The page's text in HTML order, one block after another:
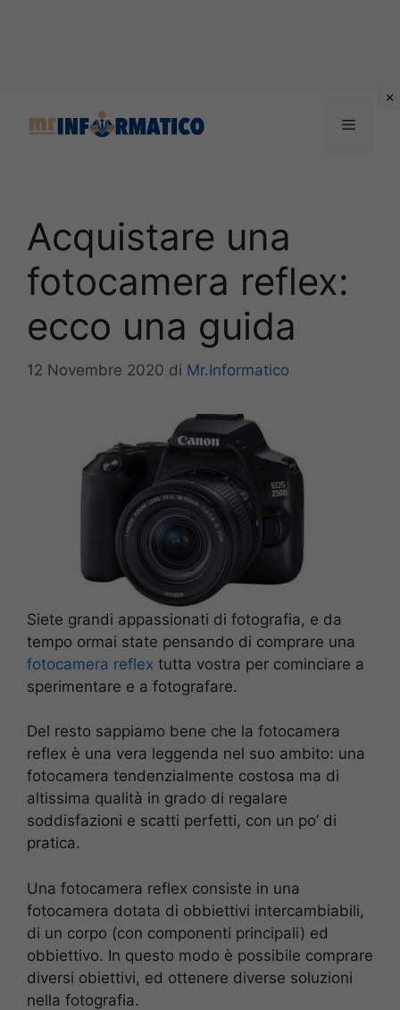
Menu
Acquistare una
fotocamera reflex:
ecco una guida
12 Novembre 2020 di Mr.Informatico
Siete grandi appassionati di fotografia, e da
tempo ormai state pensando di comprare una
fotocamera reflex tutta vostra per cominciare a
sperimentare e a fotografare.
Del resto sappiamo bene che la fotocamera
reflex è una vera leggenda nel suo ambito: una
fotocamera tendenzialmente costosa ma di
altissima qualità in grado di regalare
soddisfazioni e scatti perfetti, con un po’ di
pratica.
Una fotocamera reflex consiste in una
fotocamera dotata di obbiettivi intercambiabili,
di un corpo (con componenti principali) ed
obbiettivo. In questo modo è possibile comprare
diversi obiettivi, ed ottenere diverse soluzioni
nella fotografia.